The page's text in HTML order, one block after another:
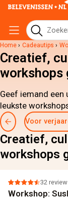
Home › Cadeautips ›
Creatief,
workshops
Geef iemand een
leukste
Voor
Creatief,
workshops
32
Workshop: